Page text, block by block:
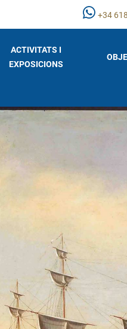
+34
ACTIVITATS I
EXPOSICIONS